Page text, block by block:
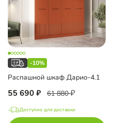
-10%
Распашной шкаф Дарио-4.1
55 690 61 880
Доступно для доставки